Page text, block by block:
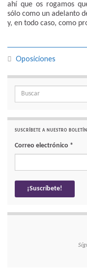
ahí que os rogamos
sólo como un adelanto
y, en todo caso, como
Oposiciones
Search for:
SUSCRÍBETE A NUESTRO BOLETÍN
Correo electrónico *